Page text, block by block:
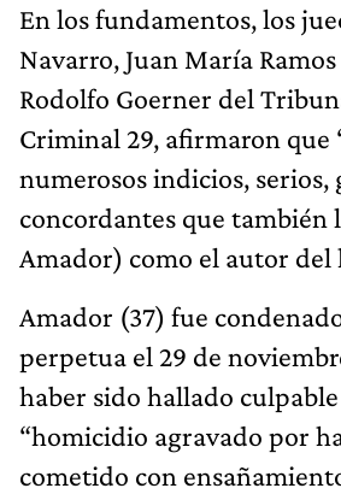
En los fundamentos, los
Navarro, Juan María
Rodolfo Goerner del
Criminal 29, afirmaron que
numerosos indicios, serios,
concordantes que también
Amador) como el autor del
Amador (37) fue
perpetua el 29 de
haber sido hallado
“homicidio agravado por
cometido con